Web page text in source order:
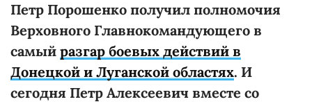
Петр Порошенко получил полномочия
Верховного Главнокомандующего в
самый разгар боевых действий в
Донецкой и Луганской областях. И
сегодня Петр Алексеевич вместе со